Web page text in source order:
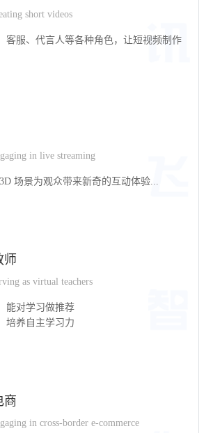
short videos
客服、代言人等各种角色，让短视频制作
in live streaming
场景为观众带来新奇的互动体验...
师
as virtual teachers
能对学习做推荐
培养自主学习力
商
in cross-border e-commerce